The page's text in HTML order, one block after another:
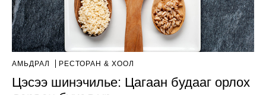
АМЬДРАЛ РЕСТОРАН & ХООЛ
Цэсээ шинэчилье: Цагаан будааг орлох